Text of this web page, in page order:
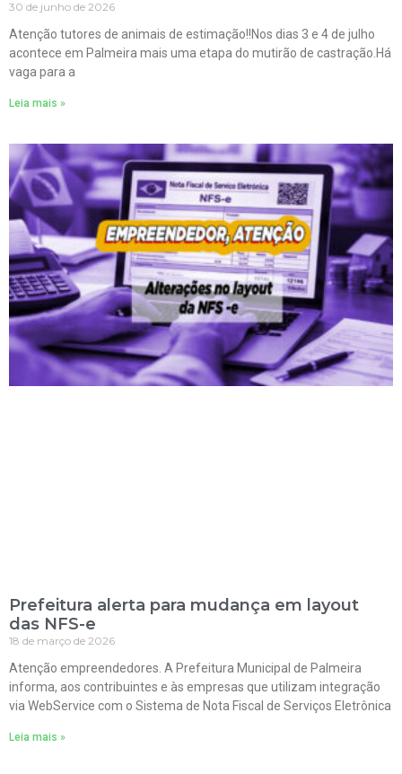
30 de junho de 2026
Atenção tutores de animais de estimação!!Nos dias 3 e 4 de julho
acontece em Palmeira mais uma etapa do mutirão de castração.Há
vaga para a
Leia mais »
Prefeitura alerta para mudança em layout
das NFS-e
18 de março de 2026
Atenção empreendedores. A Prefeitura Municipal de Palmeira
informa, aos contribuintes e às empresas que utilizam integração
via WebService com o Sistema de Nota Fiscal de Serviços Eletrônica
Leia mais »